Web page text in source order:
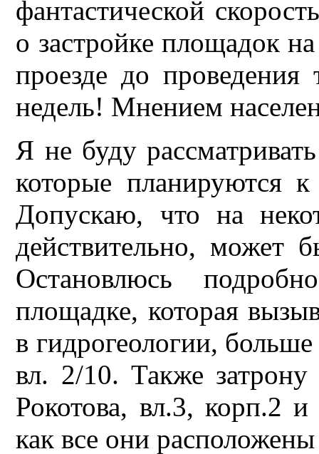
фантастической
о застройке площадок
проезде до
недель! Мнением
Я не буду
которые планируются
Допускаю, что на
действительно, может
Остановлюсь
площадке, которая
в гидрогеологии,
вл. 2/10. Также
Рокотова, вл.3, корп.2
как все они